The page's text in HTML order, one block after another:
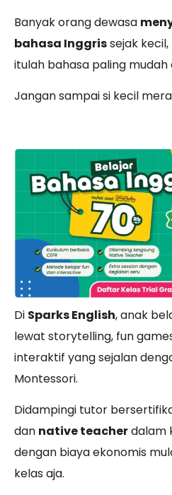
Banyak orang dewasa
bahasa Inggrissejak
itulah bahasa paling
Jangan sampai si kecil
Di Sparks English, anak
lewat storytelling, fun
interaktif yang sejalan
Montessori.
Didampingi tutor
dan native teacherdalam
dengan biaya ekonomis
kelas aja.